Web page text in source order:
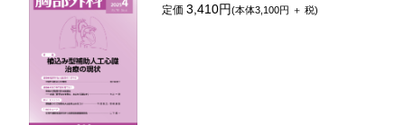
定価3,410円(本体3,100円 ＋ 税)